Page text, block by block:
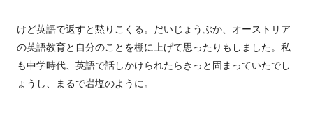
けど英語で返すと黙りこくる。だいじょうぶか、オーストリア
の英語教育と自分のことを棚に上げて思ったりもしました。私
も中学時代、英語で話しかけられたらきっと固まっていたでし
ょうし、まるで岩塩のように。